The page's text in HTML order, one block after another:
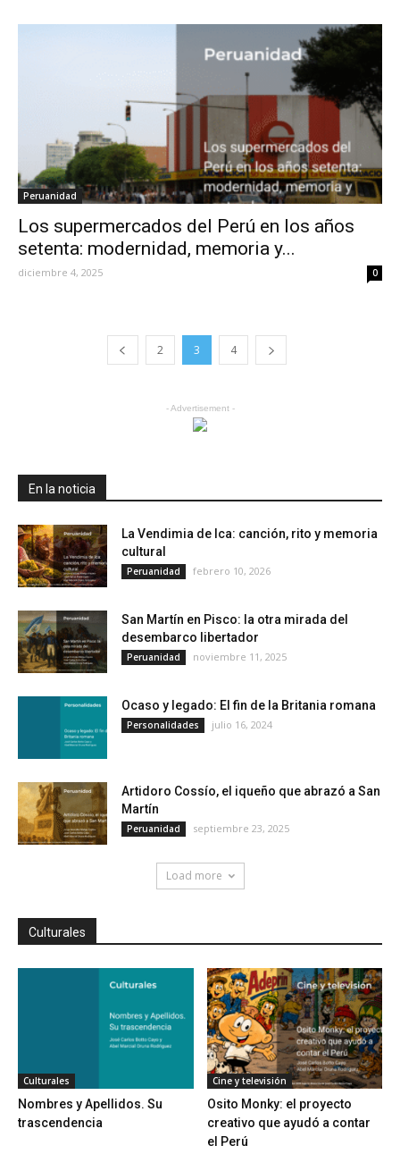
Peruanidad
Los supermercados del Perú en los años
setenta: modernidad, memoria y...
diciembre 4, 2025 0
2 3 4
- Advertisement -
En la noticia
La Vendimia de Ica: canción, rito y memoria
cultural
Peruanidad febrero 10, 2026
San Martín en Pisco: la otra mirada del
desembarco libertador
Peruanidad noviembre 11, 2025
Ocaso y legado: El fin de la Britania romana
Personalidades julio 16, 2024
Artidoro Cossío, el iqueño que abrazó a San
Martín
Peruanidad septiembre 23, 2025
Load more
Culturales
Culturales
Nombres y Apellidos. Su
trascendencia
Cine y televisión
Osito Monky: el proyecto
creativo que ayudó a contar
el Perú